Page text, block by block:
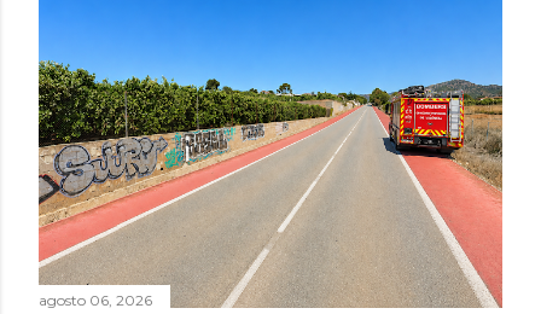
agosto 06, 2026